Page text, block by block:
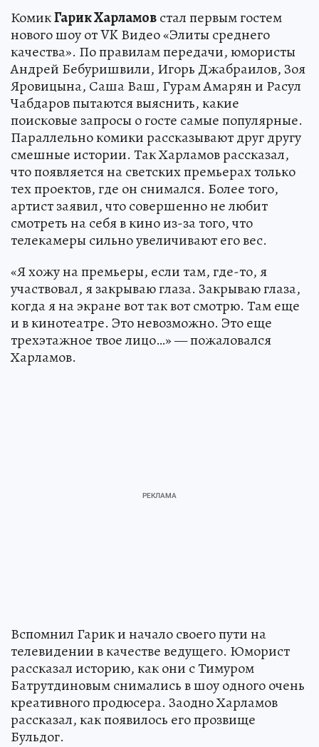
КомикГарик Харламовстал первым гостем
нового шоу от VK Видео «Элиты среднего
качества». По правилам передачи, юмористы
Андрей Бебуришвили, Игорь Джабраилов, Зоя
Яровицына, Саша Ваш, Гурам Амарян и Расул
Чабдаров пытаются выяснить, какие
поисковые запросы о госте самые популярные.
Параллельно комики рассказывают друг другу
смешные истории. Так Харламов рассказал,
что появляется на светских премьерах только
тех проектов, где он снимался. Более того,
артист заявил, что совершенно не любит
смотреть на себя в кино из-за того, что
телекамеры сильно увеличивают его вес.
«Я хожу на премьеры, если там, где-то, я
участвовал, я закрываю глаза. Закрываю глаза,
когда я на экране вот так вот смотрю. Там еще
и в кинотеатре. Это невозможно. Это еще
трехэтажное твое лицо…» — пожаловался
Харламов.
Вспомнил Гарик и начало своего пути на
телевидении в качестве ведущего. Юморист
рассказал историю, как они с Тимуром
Батрутдиновым снимались в шоу одного очень
креативного продюсера. Заодно Харламов
рассказал, как появилось его прозвище
Бульдог.